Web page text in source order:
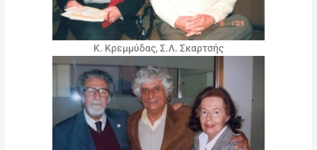
Κ. Κρεμμύδας, Σ.Λ. Σκαρτσής